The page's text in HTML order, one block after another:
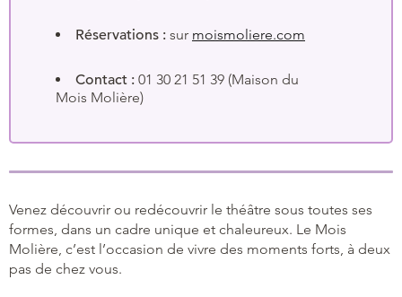
Réservations : sur moismoliere.com
Contact : 01 30 21 51 39 (Maison du
Mois Molière)
Venez découvrir ou redécouvrir le théâtre sous toutes ses
formes, dans un cadre unique et chaleureux. Le Mois
Molière, c’est l’occasion de vivre des moments forts, à deux
pas de chez vous.